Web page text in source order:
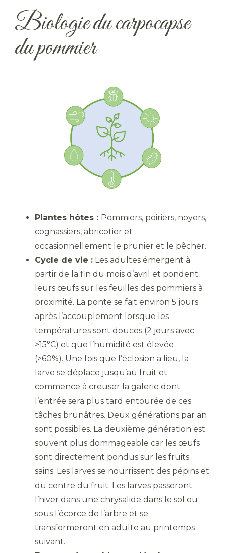
Biologie du carpocapse
du pommier
Plantes hôtes : Pommiers, poiriers, noyers,
cognassiers, abricotier et
occasionnellement le prunier et le pêcher.
Cycle de vie : Les adultes émergent à
partir de la fin du mois d’avril et pondent
leurs œufs sur les feuilles des pommiers à
proximité. La ponte se fait environ 5 jours
après l’accouplement lorsque les
températures sont douces (2 jours avec
>15°C) et que l’humidité est élevée
(>60%). Une fois que l’éclosion a lieu, la
larve se déplace jusqu’au fruit et
commence à creuser la galerie dont
l’entrée sera plus tard entourée de ces
tâches brunâtres. Deux générations par an
sont possibles. La deuxième génération est
souvent plus dommageable car les œufs
sont directement pondus sur les fruits
sains. Les larves se nourrissent des pépins et
du centre du fruit. Les larves passeront
l’hiver dans une chrysalide dans le sol ou
sous l’écorce de l’arbre et se
transformeront en adulte au printemps
suivant.